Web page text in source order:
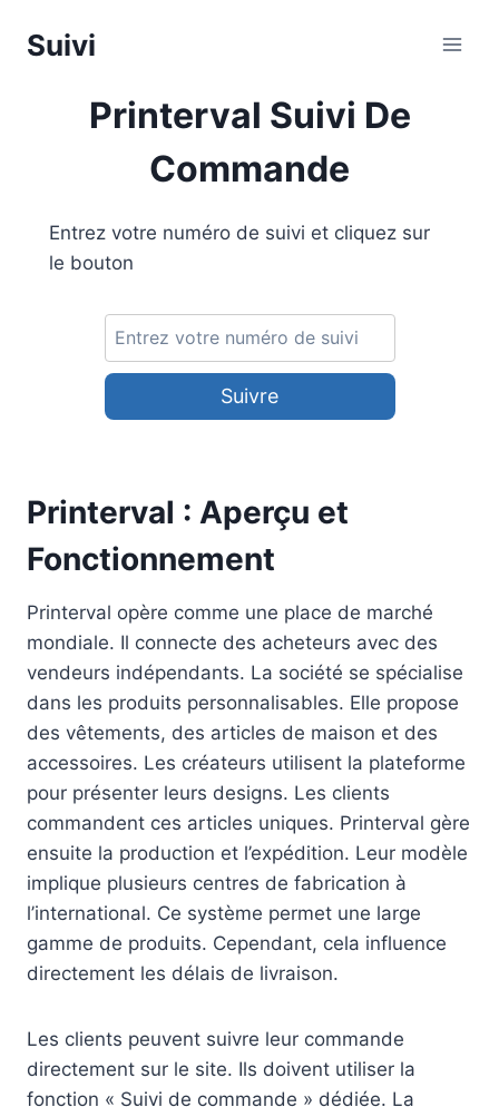
Suivi
Printerval Suivi De
Commande
Entrez votre numéro de suivi et cliquez sur
le bouton
Suivre
Printerval : Aperçu et
Fonctionnement
Printerval opère comme une place de marché
mondiale. Il connecte des acheteurs avec des
vendeurs indépendants. La société se spécialise
dans les produits personnalisables. Elle propose
des vêtements, des articles de maison et des
accessoires. Les créateurs utilisent la plateforme
pour présenter leurs designs. Les clients
commandent ces articles uniques. Printerval gère
ensuite la production et l’expédition. Leur modèle
implique plusieurs centres de fabrication à
l’international. Ce système permet une large
gamme de produits. Cependant, cela influence
directement les délais de livraison.
Les clients peuvent suivre leur commande
directement sur le site. Ils doivent utiliser la
fonction « Suivi de commande » dédiée. La